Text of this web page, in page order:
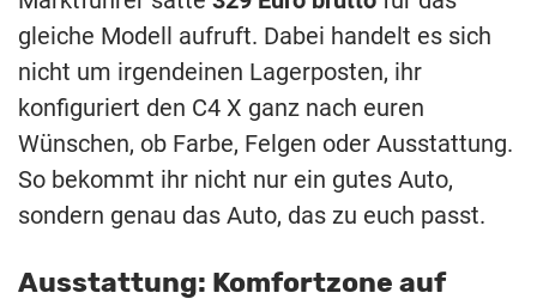
gleiche Modell aufruft. Dabei handelt es sich
nicht um irgendeinen Lagerposten, ihr
konfiguriert den C4 X ganz nach euren
Wünschen, ob Farbe, Felgen oder Ausstattung.
So bekommt ihr nicht nur ein gutes Auto,
sondern genau das Auto, das zu euch passt.
Ausstattung: Komfortzone auf